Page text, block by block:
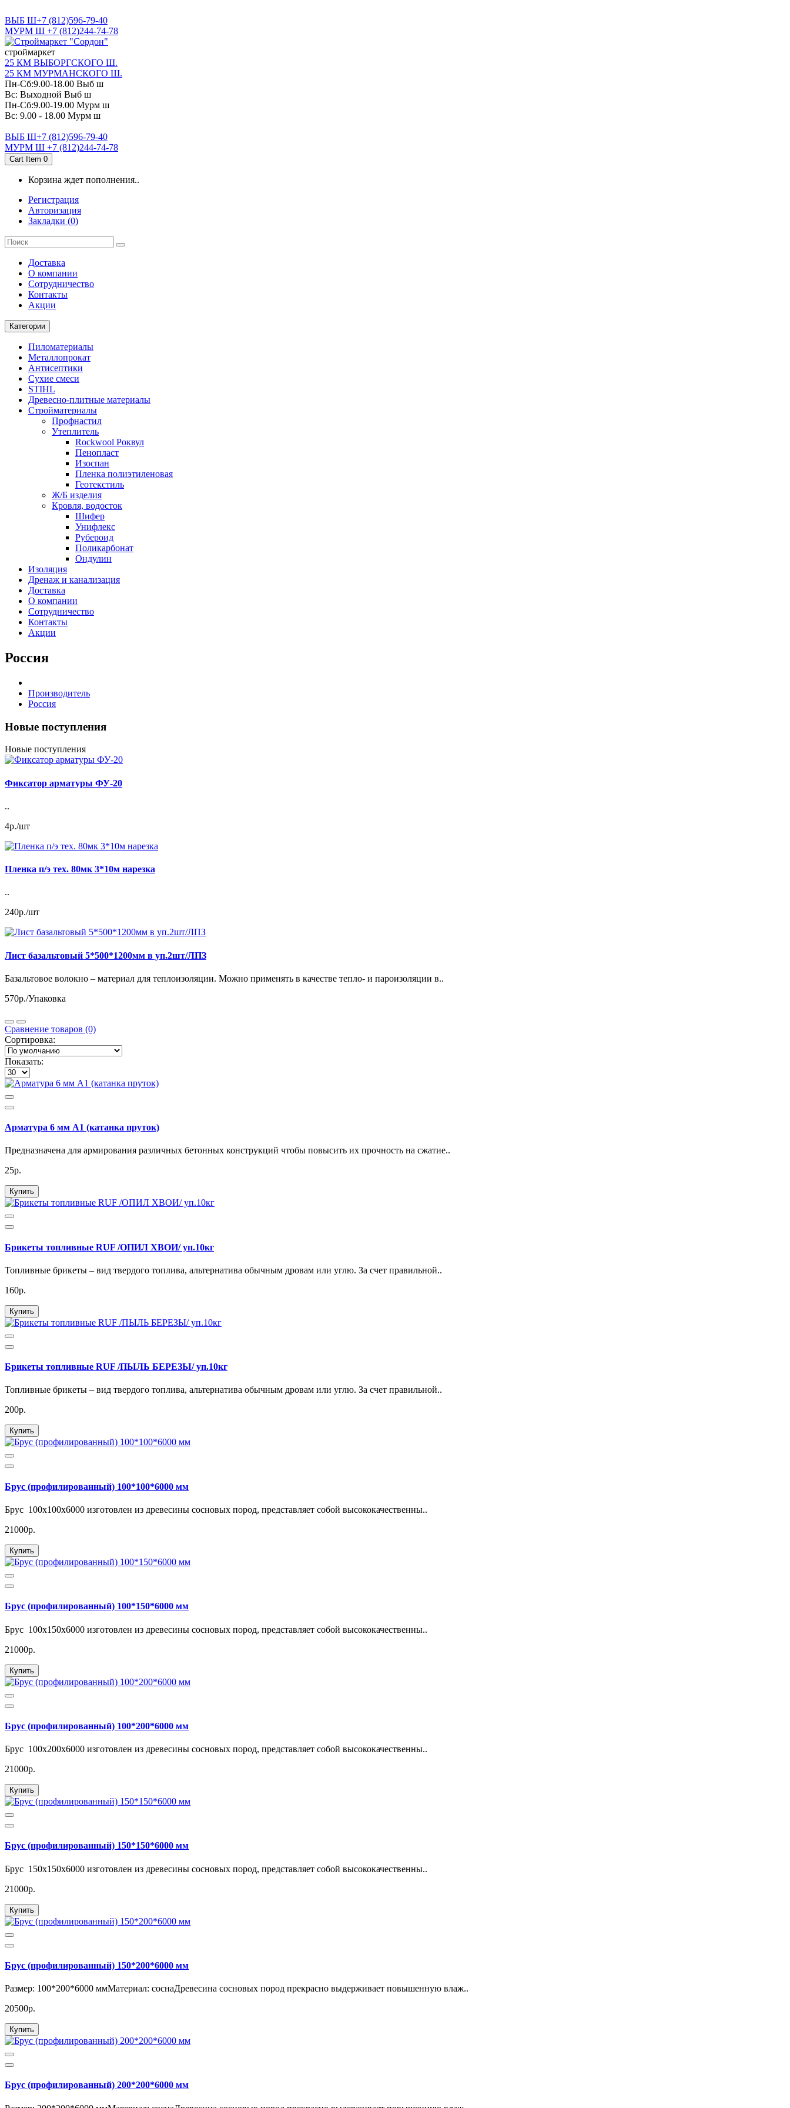
ВЫБ Ш+7 (812)596-79-40
МУРМ Ш +7 (812)244-74-78
cтроймаркет
25 КМ ВЫБОРГСКОГО Ш.
25 КМ МУРМАНСКОГО Ш.
Пн-Сб:9.00-18.00 Выб ш
Вс: Выходной Выб ш
Пн-Сб:9.00-19.00 Мурм ш
Вс: 9.00 - 18.00 Мурм ш
ВЫБ Ш+7 (812)596-79-40
МУРМ Ш +7 (812)244-74-78
Cart Item 0
Корзина ждет пополнения..
Регистрация
Авторизация
Закладки (0)
Доставка
О компании
Cотрудничество
Контакты
Акции
Категории
Пиломатериалы
Металлопрокат
Антисептики
Сухие смеси
STIHL
Древесно-плитные материалы
Стройматериалы
Профнастил
Утеплитель
Rockwool Роквул
Пенопласт
Изоспан
Пленка полиэтиленовая
Геотекстиль
Ж/Б изделия
Кровля, водосток
Шифер
Унифлекс
Рубероид
Поликарбонат
Ондулин
Изоляция
Дренаж и канализация
Доставка
О компании
Cотрудничество
Контакты
Акции
Россия
Производитель
Россия
Новые поступления
Новые поступления
Фиксатор арматуры ФУ-20
..
4р./шт
Пленка п/э тех. 80мк 3*10м нарезка
..
240р./шт
Лист базальтовый 5*500*1200мм в уп.2шт/ЛПЗ
Базальтовое волокно – материал для теплоизоляции. Можно применять в качестве тепло- и пароизоляции в..
570р./Упаковка
Сравнение товаров (0)
Сортировка:
Показать:
Арматура 6 мм А1 (катанка пруток)
Предназначена для армирования различных бетонных конструкций чтобы повысить их прочность на сжатие..
25р.
Купить
Брикеты топливные RUF /ОПИЛ ХВОИ/ уп.10кг
Топливные брикеты – вид твердого топлива, альтернатива обычным дровам или углю. За счет правильной..
160р.
Купить
Брикеты топливные RUF /ПЫЛЬ БЕРЕЗЫ/ уп.10кг
Топливные брикеты – вид твердого топлива, альтернатива обычным дровам или углю. За счет правильной..
200р.
Купить
Брус (профилированный) 100*100*6000 мм
Брус 100x100x6000 изготовлен из древесины сосновых пород, представляет собой высококачественны..
21000р.
Купить
Брус (профилированный) 100*150*6000 мм
Брус 100x150x6000 изготовлен из древесины сосновых пород, представляет собой высококачественны..
21000р.
Купить
Брус (профилированный) 100*200*6000 мм
Брус 100x200x6000 изготовлен из древесины сосновых пород, представляет собой высококачественны..
21000р.
Купить
Брус (профилированный) 150*150*6000 мм
Брус 150x150x6000 изготовлен из древесины сосновых пород, представляет собой высококачественны..
21000р.
Купить
Брус (профилированный) 150*200*6000 мм
Размер: 100*200*6000 ммМатериал: соснаДревесина сосновых пород прекрасно выдерживает повышенную влаж..
20500р.
Купить
Брус (профилированный) 200*200*6000 мм